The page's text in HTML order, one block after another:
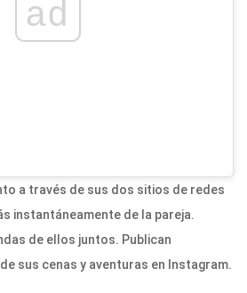
ad
a través de sus dos sitios de redes
instantáneamente de la pareja.
de ellos juntos. Publican
sus cenas y aventuras en Instagram.